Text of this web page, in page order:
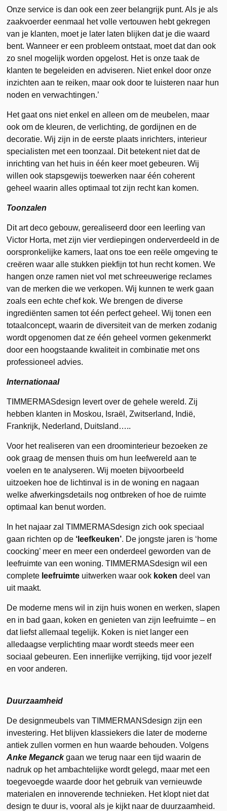
Onze service is dan ook een zeer belangrijk punt. Als je als
zaakvoerder eenmaal het volle vertouwen hebt gekregen
van je klanten, moet je later laten blijken dat je die waard
bent. Wanneer er een probleem ontstaat, moet dat dan ook
zo snel mogelijk worden opgelost. Het is onze taak de
klanten te begeleiden en adviseren. Niet enkel door onze
inzichten aan te reiken, maar ook door te luisteren naar hun
noden en verwachtingen.’
Het gaat ons niet enkel en alleen om de meubelen, maar
ook om de kleuren, de verlichting, de gordijnen en de
decoratie. Wij zijn in de eerste plaats inrichters, interieur
specialisten met een toonzaal. Dit betekent niet dat de
inrichting van het huis in één keer moet gebeuren. Wij
willen ook stapsgewijs toewerken naar één coherent
geheel waarin alles optimaal tot zijn recht kan komen.
Toonzalen
Dit art deco gebouw, gerealiseerd door een leerling van
Victor Horta, met zijn vier verdiepingen onderverdeeld in de
oorspronkelijke kamers, laat ons toe een reële omgeving te
creëren waar alle stukken piekfijn tot hun recht komen. We
hangen onze ramen niet vol met schreeuwerige reclames
van de merken die we verkopen. Wij kunnen te werk gaan
zoals een echte chef kok. We brengen de diverse
ingrediënten samen tot één perfect geheel. Wij tonen een
totaalconcept, waarin de diversiteit van de merken zodanig
wordt opgenomen dat ze één geheel vormen gekenmerkt
door een hoogstaande kwaliteit in combinatie met ons
professioneel advies.
Internationaal
TIMMERMASdesign levert over de gehele wereld. Zij
hebben klanten in Moskou, Israël, Zwitserland, Indië,
Frankrijk, Nederland, Duitsland…..
Voor het realiseren van een droominterieur bezoeken ze
ook graag de mensen thuis om hun leefwereld aan te
voelen en te analyseren. Wij moeten bijvoorbeeld
uitzoeken hoe de lichtinval is in de woning en nagaan
welke afwerkingsdetails nog ontbreken of hoe de ruimte
optimaal kan benut worden.
In het najaar zal TIMMERMASdesign zich ook speciaal
gaan richten op de ‘leefkeuken’. De jongste jaren is ‘home
coocking’ meer en meer een onderdeel geworden van de
leefruimte van een woning. TIMMERMASdesign wil een
complete leefruimte uitwerken waar ook koken deel van
uit maakt.
De moderne mens wil in zijn huis wonen en werken, slapen
en in bad gaan, koken en genieten van zijn leefruimte – en
dat liefst allemaal tegelijk. Koken is niet langer een
alledaagse verplichting maar wordt steeds meer een
sociaal gebeuren. Een innerlijke verrijking, tijd voor jezelf
en voor anderen.
Duurzaamheid
De designmeubels van TIMMERMANSdesign zijn een
investering. Het blijven klassiekers die later de moderne
antiek zullen vormen en hun waarde behouden. Volgens
Anke Meganckgaan we terug naar een tijd waarin de
nadruk op het ambachtelijke wordt gelegd, maar met een
toegevoegde waarde door het gebruik van vernieuwde
materialen en innoverende technieken. Het klopt niet dat
design te duur is, vooral als je kijkt naar de duurzaamheid.